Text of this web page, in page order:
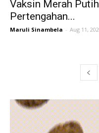
Vaksin Merah
Pertengahan...
Maruli Sinambela - Aug 11,